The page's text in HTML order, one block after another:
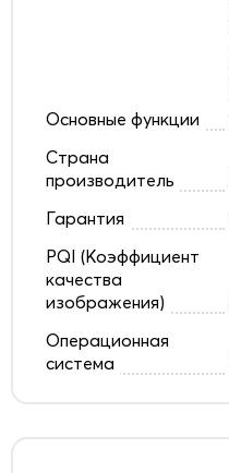
Основные функции
Страна
производитель
Гарантия
PQI (Коэффициент
качества
изображения)
Операционная
система